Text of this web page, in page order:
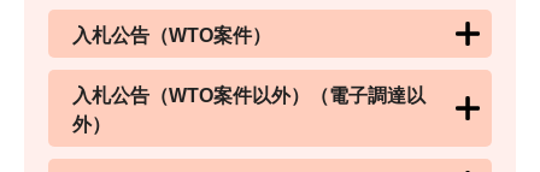
入札公告（WTO案件）
入札公告（WTO案件以外）（電子調達以
外）